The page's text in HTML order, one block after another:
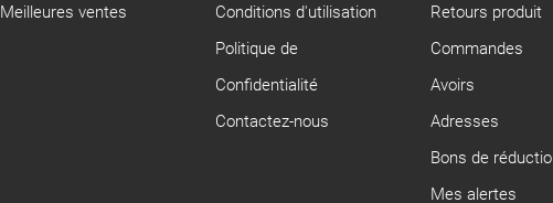
Meilleures ventes
Conditions d'utilisation
Politique de
Confidentialité
Contactez-nous
Retours produit
Commandes
Avoirs
Adresses
Bons de
Mes alertes